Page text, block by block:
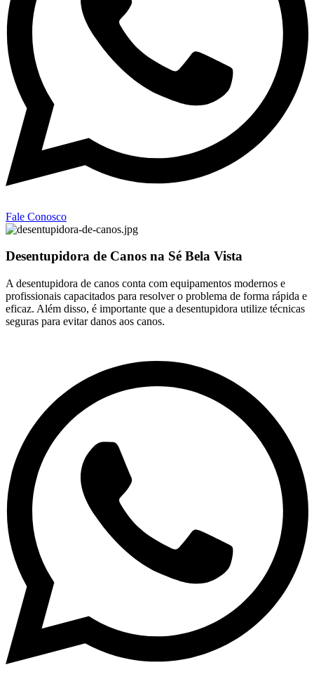
Fale Conosco
Desentupidora de Canos na Sé Bela Vista
A desentupidora de canos conta com equipamentos modernos e
profissionais capacitados para resolver o problema de forma rápida e
eficaz. Além disso, é importante que a desentupidora utilize técnicas
seguras para evitar danos aos canos.